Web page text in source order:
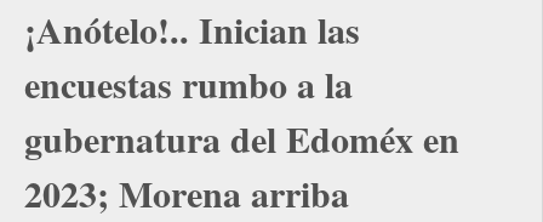
¡Anótelo!.. Inician las
encuestas rumbo a la
gubernatura del Edoméx en
2023; Morena arriba